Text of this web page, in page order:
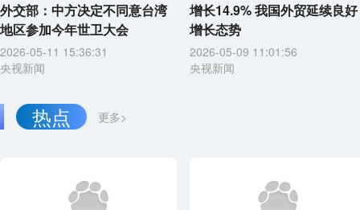
外交部：中方决定不同意台湾
地区参加今年世卫大会
2026-05-11 15:36:31
央视新闻
增长14.9% 我国外贸延续良好
增长态势
2026-05-09 11:01:56
央视新闻
更多>
热点